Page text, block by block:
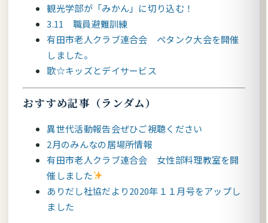
観光学部が「みかん」に切り込む！
3.11 職員避難訓練
有田市老人クラブ連合会 ペタンク大会を開催
しました。
歌☆キッズとデイサービス
おすすめ記事（ランダム）
異世代活動報告会ぜひご視聴ください
2月のみんなの居場所情報
有田市老人クラブ連合会 女性部料理教室を開
催しました
ありだし社協だより2020年１１月号をアップし
ました